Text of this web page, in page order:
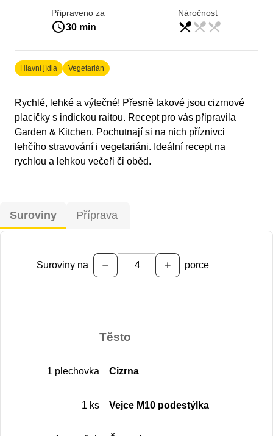
Připraveno za
access_time30 min
Náročnost
lehká
restaurant_menu restaurant_menu restaurant_menu
Hlavní jídla Vegetarián
Rychlé, lehké a výtečné! Přesně takové jsou cizrnové
placičky s indickou raitou. Recept pro vás připravila
Garden & Kitchen. Pochutnají si na nich příznivci
lehčího stravování i vegetariáni. Ideální recept na
rychlou a lehkou večeři či oběd.
Suroviny Příprava
Suroviny na remove add porce
Těsto
1 plechovka Cizrna
1 ks Vejce M10 podestýlka